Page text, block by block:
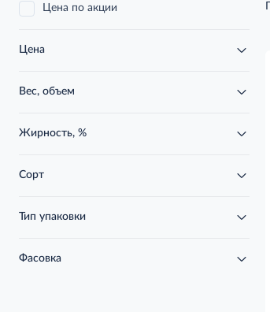
Цена по акции
Цена
Вес, объем
Жирность, %
Сорт
Тип упаковки
Фасовка